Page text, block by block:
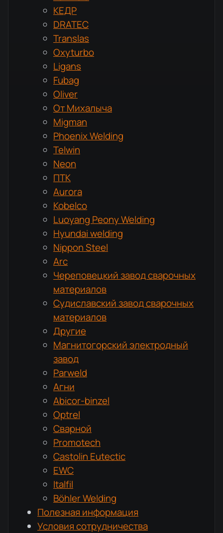
КЕДР
DRATEC
Translas
Oxyturbo
Ligans
Fubag
Oliver
От Михалыча
Migman
Phoenix Welding
Telwin
Neon
ПТК
Aurora
Kobelco
Luoyang Peony Welding
Hyundai welding
Nippon Steel
Arc
Череповецкий завод сварочных
материалов
Судиславский завод сварочных
материалов
Другие
Магнитогорский электродный
завод
Parweld
Агни
Abicor-binzel
Optrel
Сварной
Promotech
Castolin Eutectic
EWC
Italfil
Böhler Welding
Полезная информация
Условия сотрудничества